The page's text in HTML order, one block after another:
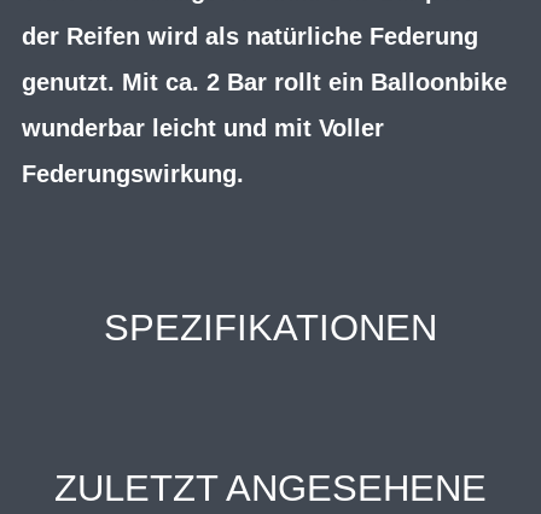
der Reifen wird als natürliche Federung
genutzt. Mit ca. 2 Bar rollt ein Balloonbike
wunderbar leicht und mit Voller
Federungswirkung.
SPEZIFIKATIONEN
ZULETZT ANGESEHENE